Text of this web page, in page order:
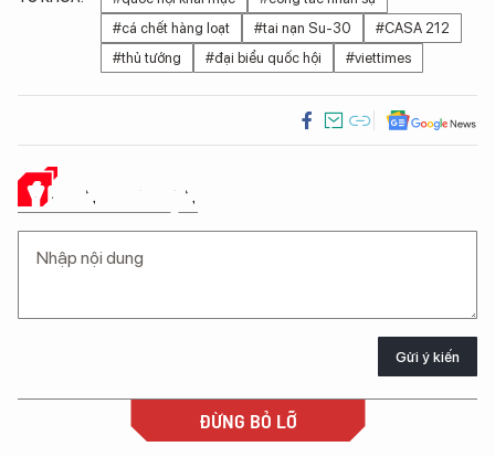
#cá chết hàng loạt
#tai nạn Su-30
#CASA 212
#thủ tướng
#đại biểu quốc hội #viettimes
Ý KIẾN CỦA BẠN
Gửi ý kiến
ĐỪNG BỎ LỠ